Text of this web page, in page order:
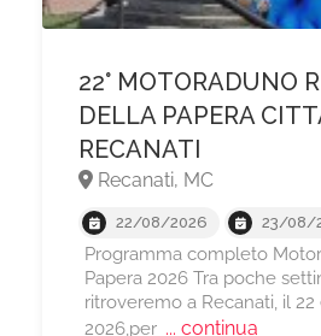
22° MOTORADUNO
DELLA PAPERA
RECANATI
Recanati, MC
22/08/2026 23/08/
Programma completo
Papera 2026 Tra poche
ritroveremo a Recanati, il
2026,per... continua